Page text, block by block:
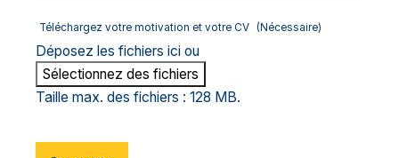
Téléchargez votre motivation et votre CV (Nécessaire)
Déposez les fichiers ici ou
Sélectionnez des fichiers
Taille max. des fichiers : 128 MB.